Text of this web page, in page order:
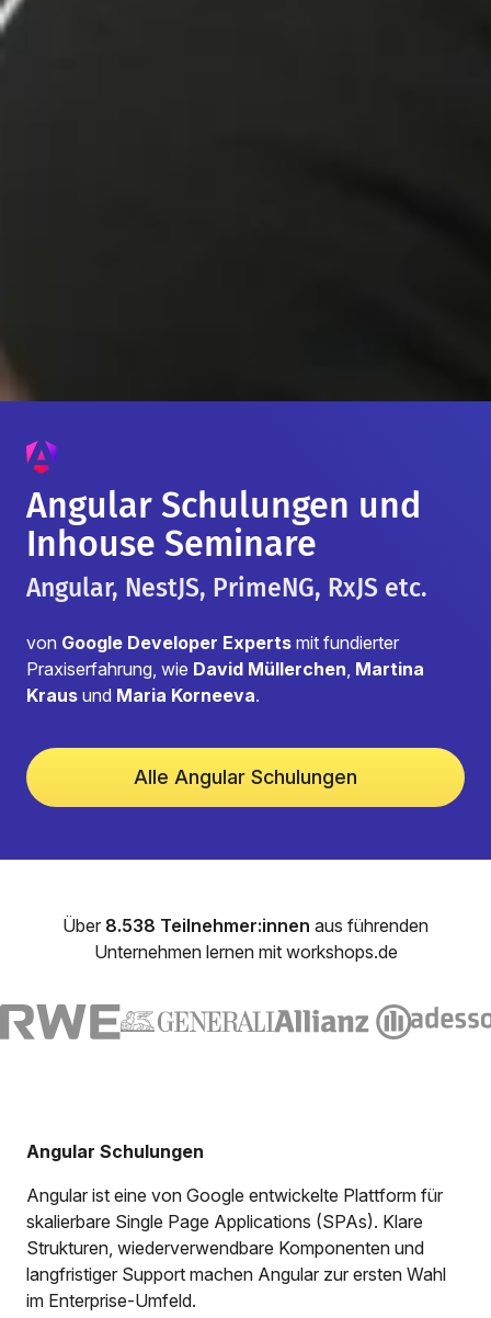
Angular Schulungen und
Inhouse Seminare
Angular, NestJS, PrimeNG, RxJS etc.
von Google Developer Experts mit fundierter
Praxiserfahrung, wie David Müllerchen Martina
Kraus und Maria Korneeva.
Alle Angular Schulungen
Über 8.538 Teilnehmer:innen aus führenden
Unternehmen lernen mit workshops.de
Angular Schulungen
Angular ist eine von Google entwickelte Plattform für
skalierbare Single Page Applications (SPAs). Klare
Strukturen, wiederverwendbare Komponenten und
langfristiger Support machen Angular zur ersten Wahl
im Enterprise-Umfeld.